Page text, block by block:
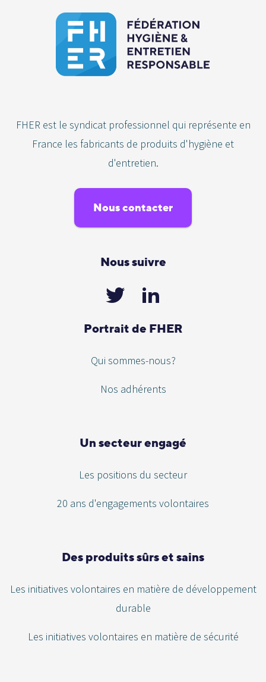
FHER est le syndicat professionnel qui représente en
France les fabricants de produits d'hygiène et
d'entretien.
Nous contacter
Nous suivre
Portrait de FHER
Qui sommes-nous?
Nos adhérents
Un secteur engagé
Les positions du secteur
20 ans d'engagements volontaires
Des produits sûrs et sains
Les initiatives volontaires en matière de développement
durable
Les initiatives volontaires en matière de sécurité